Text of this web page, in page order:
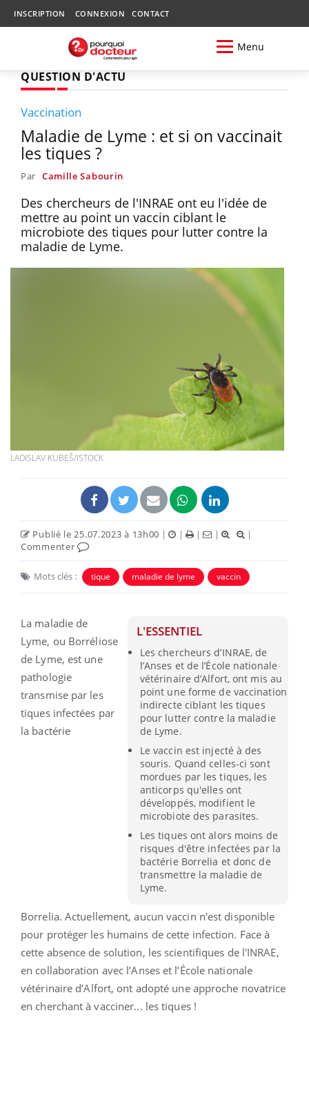
INSCRIPTION CONNEXION CONTACT
Menu
QUESTION D'ACTU
Vaccination
Maladie de Lyme : et si on vaccinait
les tiques ?
Par Camille Sabourin
Des chercheurs de l'INRAE ont eu l'idée de
mettre au point un vaccin ciblant le
microbiote des tiques pour lutter contre la
maladie de Lyme.
LADISLAV KUBEŠ/ISTOCK
Publié le 25.07.2023 à 13h00 | | | |
|
Commenter
Mots clés : tique maladie de lyme vaccin
L'ESSENTIEL
Les chercheurs d’INRAE, de
l’Anses et de l’École nationale
vétérinaire d’Alfort, ont mis au
point une forme de vaccination
indirecte ciblant les tiques
pour lutter contre la maladie
de Lyme.
Le vaccin est injecté à des
souris. Quand celles-ci sont
mordues par les tiques, les
anticorps qu'elles ont
développés, modifient le
microbiote des parasites.
Les tiques ont alors moins de
risques d'être infectées par la
bactérie Borrelia et donc de
transmettre la maladie de
Lyme.
La maladie de
Lyme, ou Borréliose
de Lyme, est une
pathologie
transmise par les
tiques infectées par
la bactérie
Borrelia.Actuellement, aucun vaccin n'est disponible
pour protéger les humains de cette infection. Face à
cette absence de solution, les scientifiques de l'INRAE,
en collaboration avec l’Anses et l’École nationale
vétérinaire d’Alfort, ont adopté une approche novatrice
en cherchant à vacciner... les tiques !